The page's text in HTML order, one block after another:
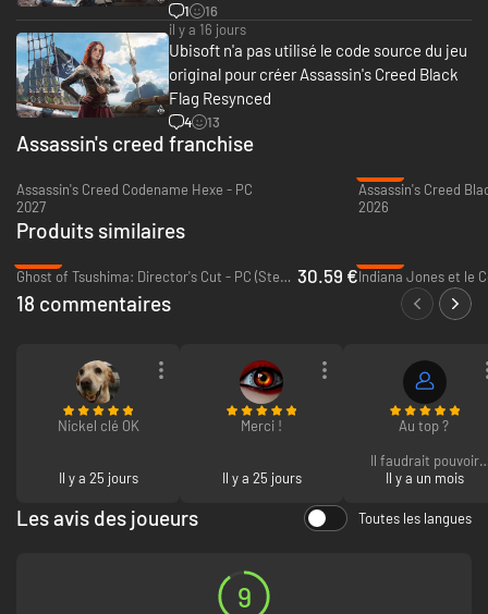
LES CARAÏBES COMME VOUS NE LES AVEZ JAMAIS VUES
Que vous naviguiez en pleine mer ou exploriez des terres sauvages,
découvrez un monde ouvert fluide, conçu avec la dernière version du
moteur Anvil. Profitez de paysages à couper le souffle et affrontez des
mers déchaînées, explorez des épaves englouties ou frayez-vous un
technologies comme le Dolby Atmos et le ray tracing, chaque scène
gagne en immersion et donne vie à toute la beauté du monde.
S'appuyant sur l’histoire originale, Assassin's Creed Black Flag Resynced
propose du contenu inédit exclusif. Des visages familiers feront leur
1
16
il y a 16 jours
Ubisoft n'a pas utilisé le code source du jeu
original pour créer Assassin's Creed Black
Flag Resynced
4 13
Assassin's creed franchise
Assassin's Creed Codename Hexe - PC
2027
2026
Produits similaires
Ghost of Tsushima: Director's Cut - PC (Steam) 30.59 €
18 commentaires
Nickel clé OK
Il y a 25 jours
Merci !
Il y a 25 jours
Au top ?
Il faudrait pouvoir
valider le code
passer par
ubisoft.com et ce
Il y a un mois
Les avis des joueurs Toutes les langues
9